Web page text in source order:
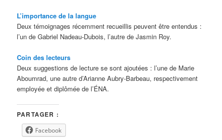
L’importance de la langue
Deux témoignages récemment recueillis peuvent être entendus :
l’un de Gabriel Nadeau-Dubois, l’autre de Jasmin Roy.
Coin des lecteurs
Deux suggestions de lecture se sont ajoutées : l’une de Marie
Aboumrad, une autre d’Arianne Aubry-Barbeau, respectivement
employée et diplômée de l’ÉNA.
PARTAGER :
Facebook